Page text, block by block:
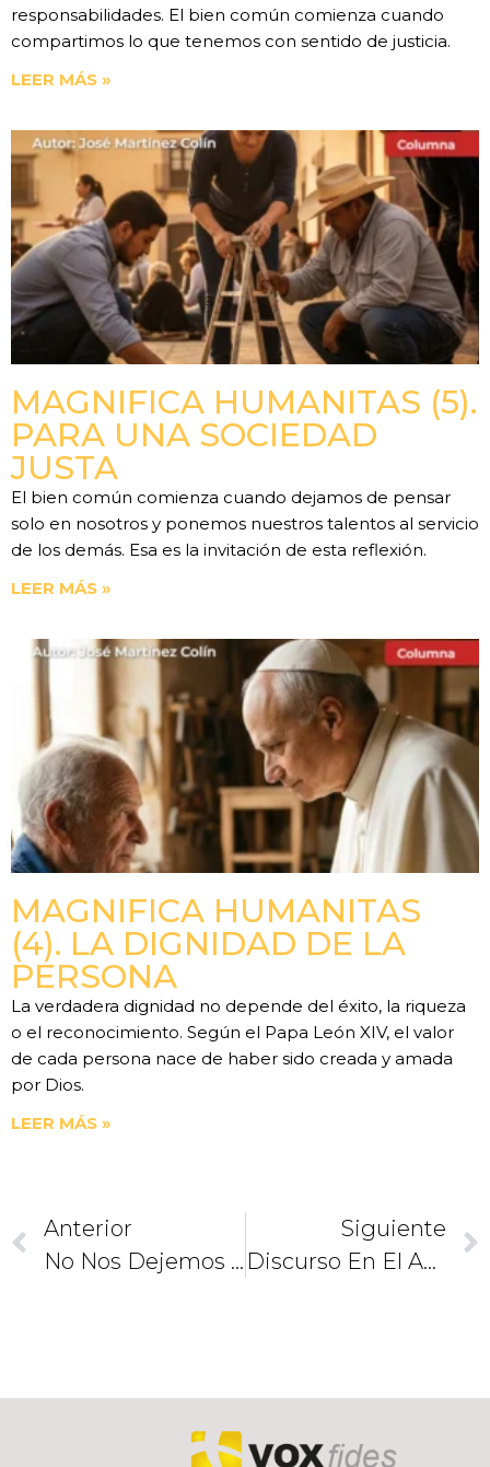
responsabilidades. El bien común comienza cuando
compartimos lo que tenemos con sentido de justicia.
LEER MÁS »
MAGNIFICA HUMANITAS (5).
PARA UNA SOCIEDAD
JUSTA
El bien común comienza cuando dejamos de pensar
solo en nosotros y ponemos nuestros talentos al servicio
de los demás. Esa es la invitación de esta reflexión.
LEER MÁS »
MAGNIFICA HUMANITAS
(4). LA DIGNIDAD DE LA
PERSONA
La verdadera dignidad no depende del éxito, la riqueza
o el reconocimiento. Según el Papa León XIV, el valor
de cada persona nace de haber sido creada y amada
por Dios.
LEER MÁS »
Anterior
No Nos Dejemos Amedrentar Por Las Fuerzas Del Mal
Siguiente
Discurso En El Aeropuerto Internacional De Santiago De Cuba